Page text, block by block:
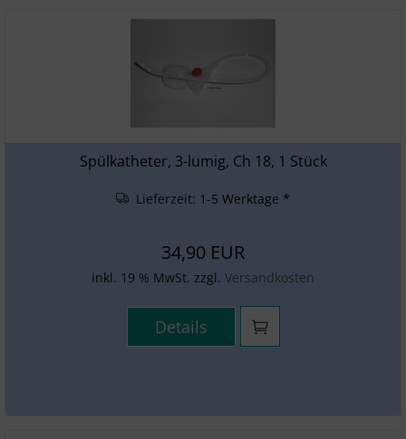
Spülkatheter, 3-lumig, Ch 18, 1 Stück
Lieferzeit: 1-5 Werktage *
34,90 EUR
inkl. 19 % MwSt. zzgl. Versandkosten
Details